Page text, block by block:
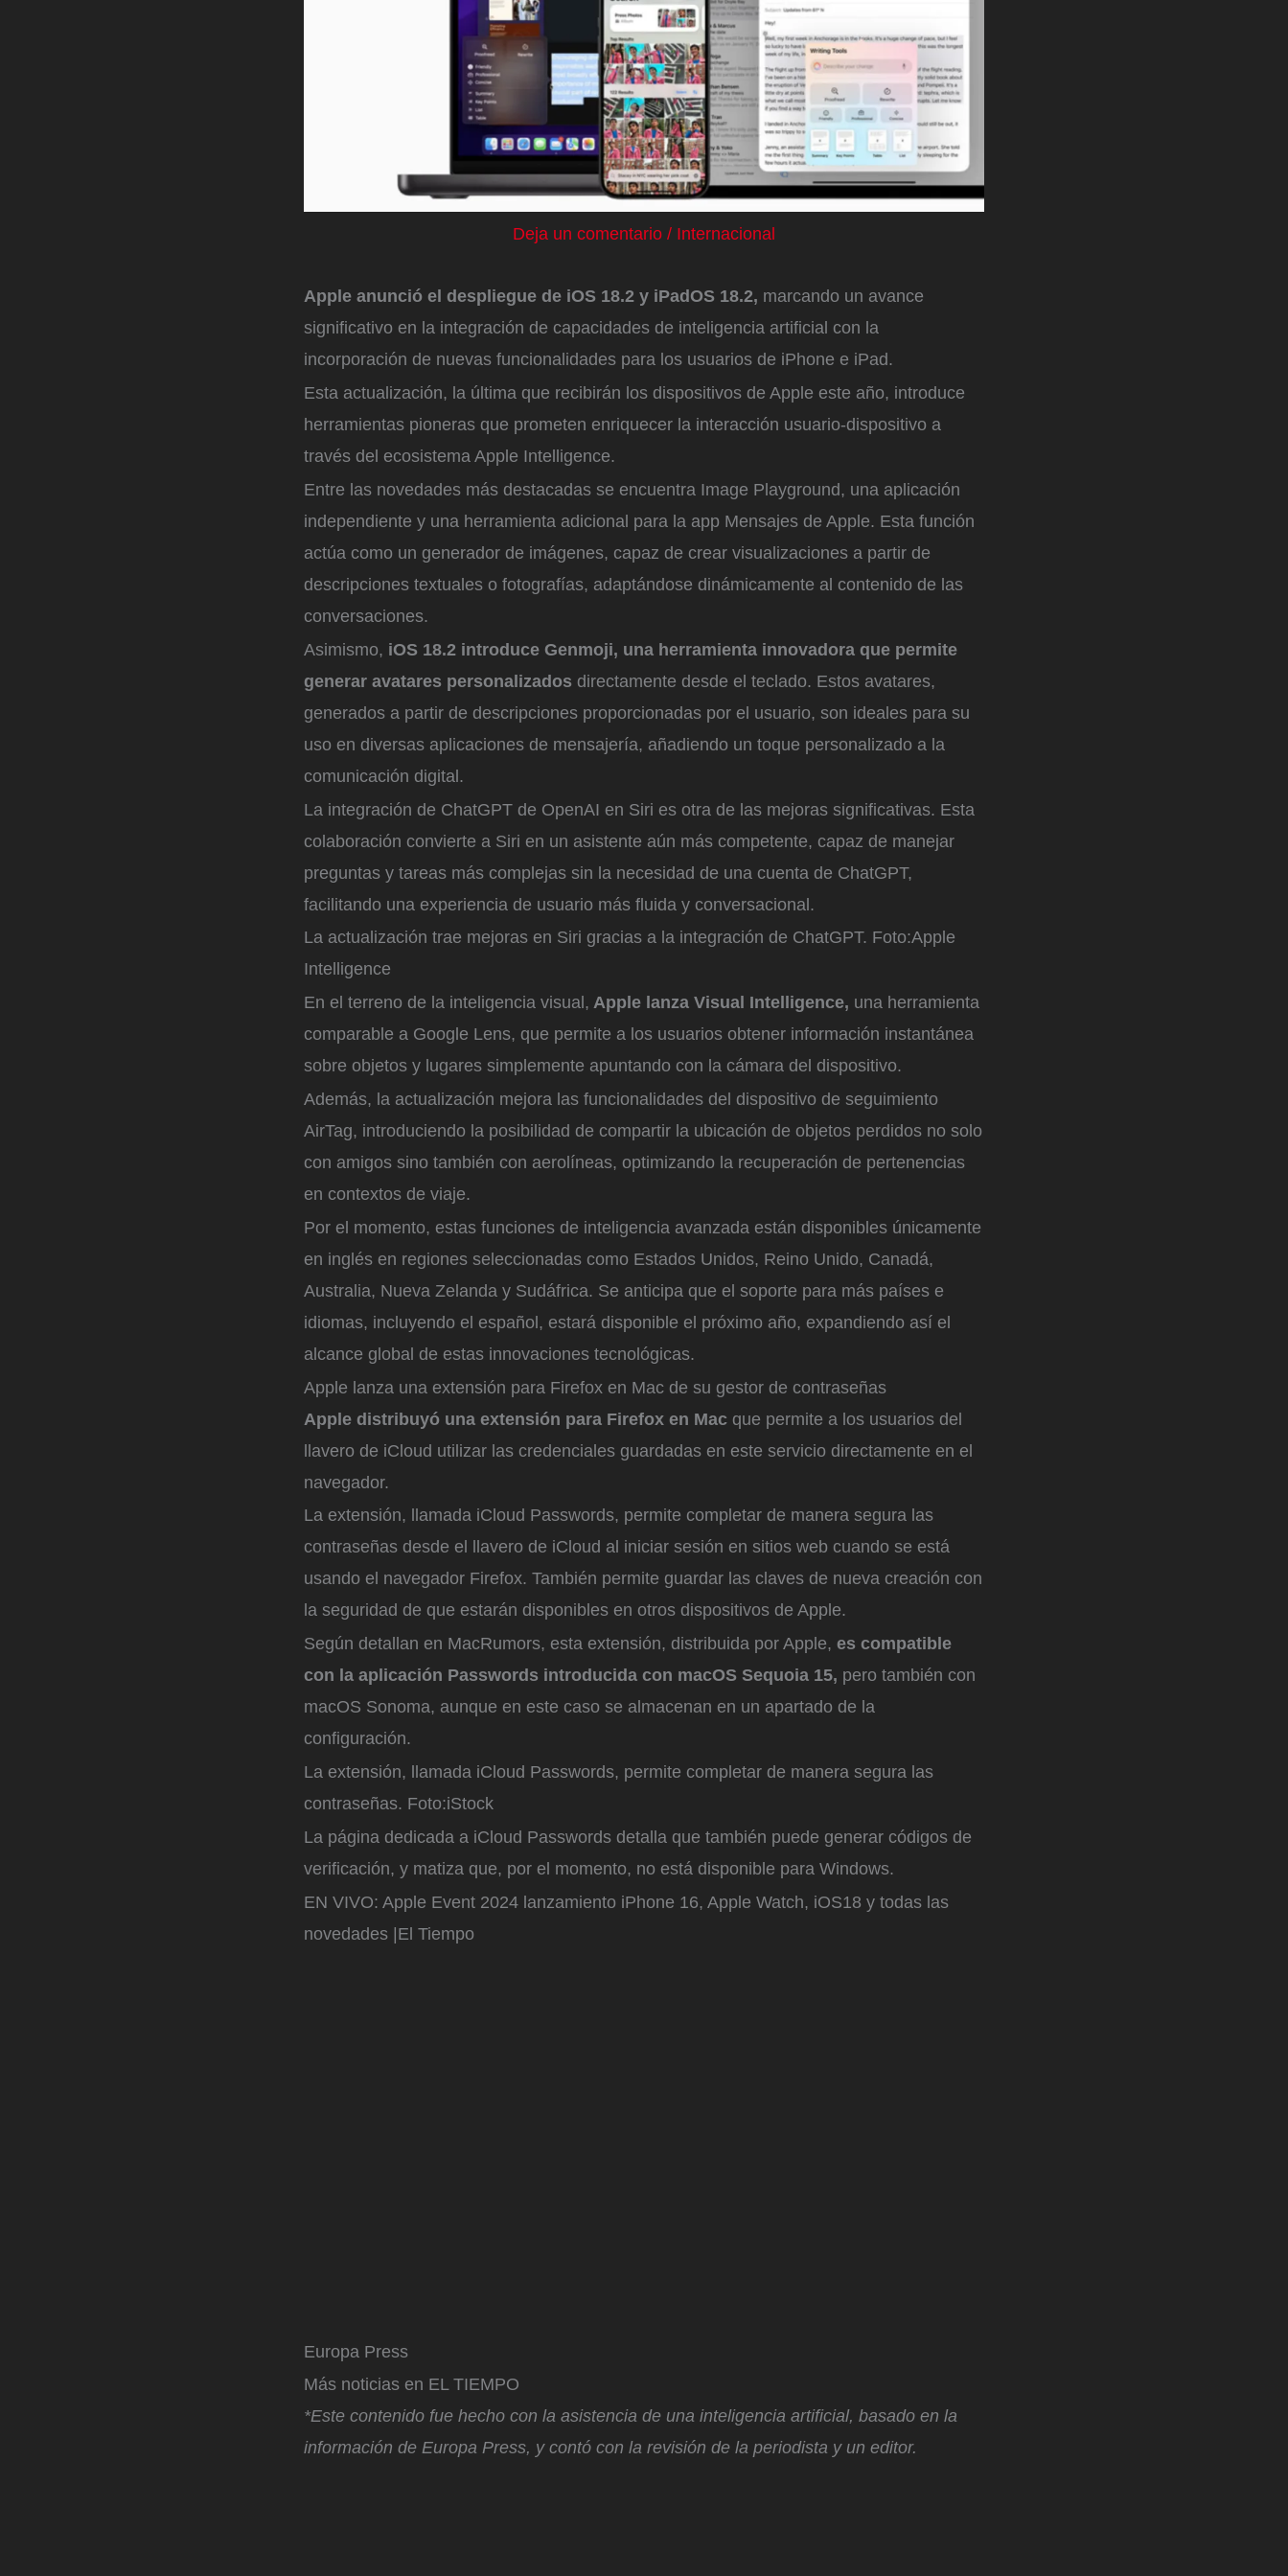
Deja un comentario / Internacional
Apple anunció el despliegue de iOS 18.2 y iPadOS 18.2, marcando un avance
significativo en la integración de capacidades de inteligencia artificial con la
incorporación de nuevas funcionalidades para los usuarios de iPhone e iPad.
Esta actualización, la última que recibirán los dispositivos de Apple este año, introduce
herramientas pioneras que prometen enriquecer la interacción usuario-dispositivo a
través del ecosistema Apple Intelligence.
Entre las novedades más destacadas se encuentra Image Playground, una aplicación
independiente y una herramienta adicional para la app Mensajes de Apple. Esta función
actúa como un generador de imágenes, capaz de crear visualizaciones a partir de
descripciones textuales o fotografías, adaptándose dinámicamente al contenido de las
conversaciones.
Asimismo, iOS 18.2 introduce Genmoji, una herramienta innovadora que permite
generar avatares personalizados directamente desde el teclado. Estos avatares,
generados a partir de descripciones proporcionadas por el usuario, son ideales para su
uso en diversas aplicaciones de mensajería, añadiendo un toque personalizado a la
comunicación digital.
La integración de ChatGPT de OpenAI en Siri es otra de las mejoras significativas. Esta
colaboración convierte a Siri en un asistente aún más competente, capaz de manejar
preguntas y tareas más complejas sin la necesidad de una cuenta de ChatGPT,
facilitando una experiencia de usuario más fluida y conversacional.
La actualización trae mejoras en Siri gracias a la integración de ChatGPT. Foto:Apple
Intelligence
En el terreno de la inteligencia visual, Apple lanza Visual Intelligence, una herramienta
comparable a Google Lens, que permite a los usuarios obtener información instantánea
sobre objetos y lugares simplemente apuntando con la cámara del dispositivo.
Además, la actualización mejora las funcionalidades del dispositivo de seguimiento
AirTag, introduciendo la posibilidad de compartir la ubicación de objetos perdidos no solo
con amigos sino también con aerolíneas, optimizando la recuperación de pertenencias
en contextos de viaje.
Por el momento, estas funciones de inteligencia avanzada están disponibles únicamente
en inglés en regiones seleccionadas como Estados Unidos, Reino Unido, Canadá,
Australia, Nueva Zelanda y Sudáfrica. Se anticipa que el soporte para más países e
idiomas, incluyendo el español, estará disponible el próximo año, expandiendo así el
alcance global de estas innovaciones tecnológicas.
Apple lanza una extensión para Firefox en Mac de su gestor de contraseñas
Apple distribuyó una extensión para Firefox en Mac que permite a los usuarios del
llavero de iCloud utilizar las credenciales guardadas en este servicio directamente en el
navegador.
La extensión, llamada iCloud Passwords, permite completar de manera segura las
contraseñas desde el llavero de iCloud al iniciar sesión en sitios web cuando se está
usando el navegador Firefox. También permite guardar las claves de nueva creación con
la seguridad de que estarán disponibles en otros dispositivos de Apple.
Según detallan en MacRumors, esta extensión, distribuida por Apple, es compatible
con la aplicación Passwords introducida con macOS Sequoia 15, pero también con
macOS Sonoma, aunque en este caso se almacenan en un apartado de la
configuración.
La extensión, llamada iCloud Passwords, permite completar de manera segura las
contraseñas. Foto:iStock
La página dedicada a iCloud Passwords detalla que también puede generar códigos de
verificación, y matiza que, por el momento, no está disponible para Windows.
EN VIVO: Apple Event 2024 lanzamiento iPhone 16, Apple Watch, iOS18 y todas las
novedades |El Tiempo
Europa Press
Más noticias en EL TIEMPO
*Este contenido fue hecho con la asistencia de una inteligencia artificial, basado en la
información de Europa Press, y contó con la revisión de la periodista y un editor.